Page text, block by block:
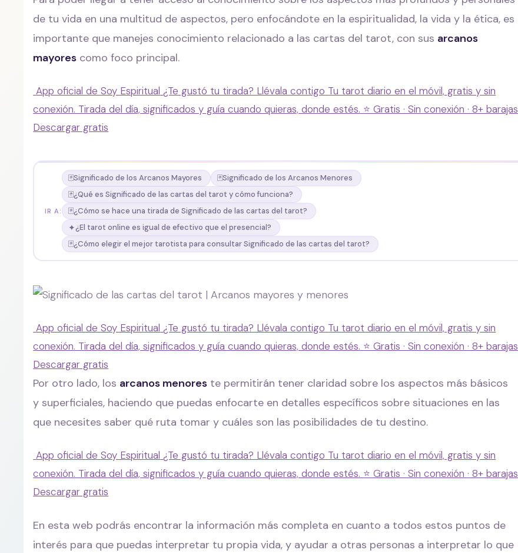
de tu vida en una multitud de aspectos, pero enfocándote en la espiritualidad, la vida y la ética, es
importante que manejes conocimiento relacionado a las cartas del tarot, con sus arcanos
mayores como foco principal.
App oficial de Soy Espiritual ¿Te gustó tu tirada? Llévala contigo Tu tarot diario en el móvil, gratis y sin
conexión. Tirada del día, significados y guía cuando quieras, donde estés. ⭐ Gratis · Sin conexión · 8+ barajas
Descargar gratis
IR A:
🃏Significado de los Arcanos Mayores 🃏Significado de los Arcanos Menores
🃏¿Qué es Significado de las cartas del tarot y cómo funciona?
🃏¿Cómo se hace una tirada de Significado de las cartas del tarot?
✦¿El tarot online es igual de efectivo que el presencial?
🃏¿Cómo elegir el mejor tarotista para consultar Significado de las cartas del tarot?
App oficial de Soy Espiritual ¿Te gustó tu tirada? Llévala contigo Tu tarot diario en el móvil, gratis y sin
conexión. Tirada del día, significados y guía cuando quieras, donde estés. ⭐ Gratis · Sin conexión · 8+ barajas
Descargar gratis
Por otro lado, los arcanos menores te permitirán tener claridad sobre los aspectos más básicos
y superficiales, haciendo que puedas enfocarte en detalles específicos sobre situaciones en las
que necesites saber qué ruta tomar y cuáles son las posibilidades de tu destino.
App oficial de Soy Espiritual ¿Te gustó tu tirada? Llévala contigo Tu tarot diario en el móvil, gratis y sin
conexión. Tirada del día, significados y guía cuando quieras, donde estés. ⭐ Gratis · Sin conexión · 8+ barajas
Descargar gratis
En esta web podrás encontrar la información más completa en cuanto a todos estos puntos de
interés para que puedas interpretar tu propia vida, y ayudar a otras personas a interpretar lo que